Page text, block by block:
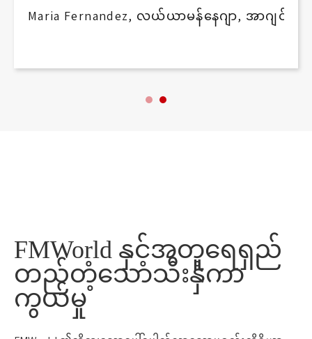
Maria Fernandez, လယ်ယာမန်နေဂျာ, အာဂျင်တီးန
FMWorld နှင့်အတူရေရှည်
တည်တံ့သောသီးနှံကာ
ကွယ်မှု